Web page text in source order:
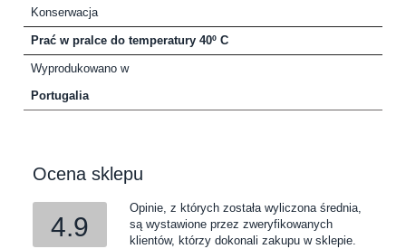
Konserwacja
Prać w pralce do temperatury 40º C
Wyprodukowano w
Portugalia
Ocena sklepu
4.9
Opinie, z których została wyliczona średnia,
są wystawione przez zweryfikowanych
klientów, którzy dokonali zakupu w sklepie.